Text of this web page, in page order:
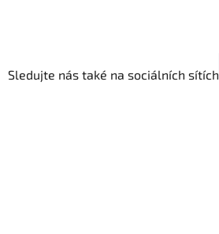
Sledujte nás také na sociálních sítích